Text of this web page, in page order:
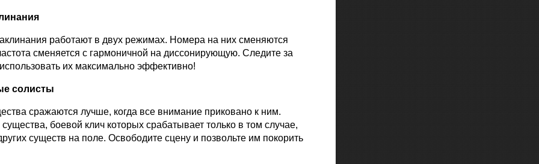
работают в двух режимах. Номера на них сменяются
сменяется с гармоничной на диссонирующую. Следите за
их максимально эффективно!
солисты
сражаются лучше, когда все внимание приковано к ним.
боевой клич которых срабатывает только в том случае,
существ на поле. Освободите сцену и позвольте им покорить